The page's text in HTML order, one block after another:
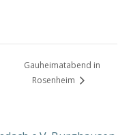
Gauheimatabend in
Rosenheim